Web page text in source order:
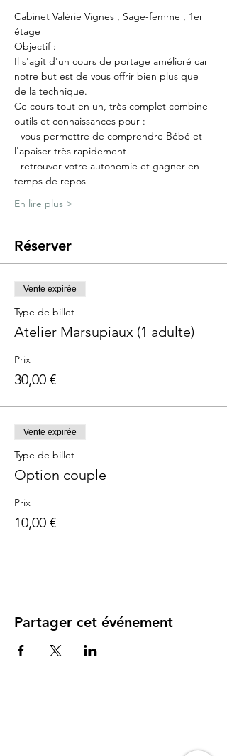
Cabinet Valérie Vignes , Sage-femme , 1er
étage
Objectif :
Il s'agit d'un cours de portage amélioré car
notre but est de vous offrir bien plus que
de la technique.
Ce cours tout en un, très complet combine
outils et connaissances pour :
- vous permettre de comprendre Bébé et
l'apaiser très rapidement
- retrouver votre autonomie et gagner en
temps de repos
En lire plus >
Réserver
Vente expirée
Type de billet
Atelier Marsupiaux (1 adulte)
Prix
30,00 €
Vente expirée
Type de billet
Option couple
Prix
10,00 €
Partager cet événement